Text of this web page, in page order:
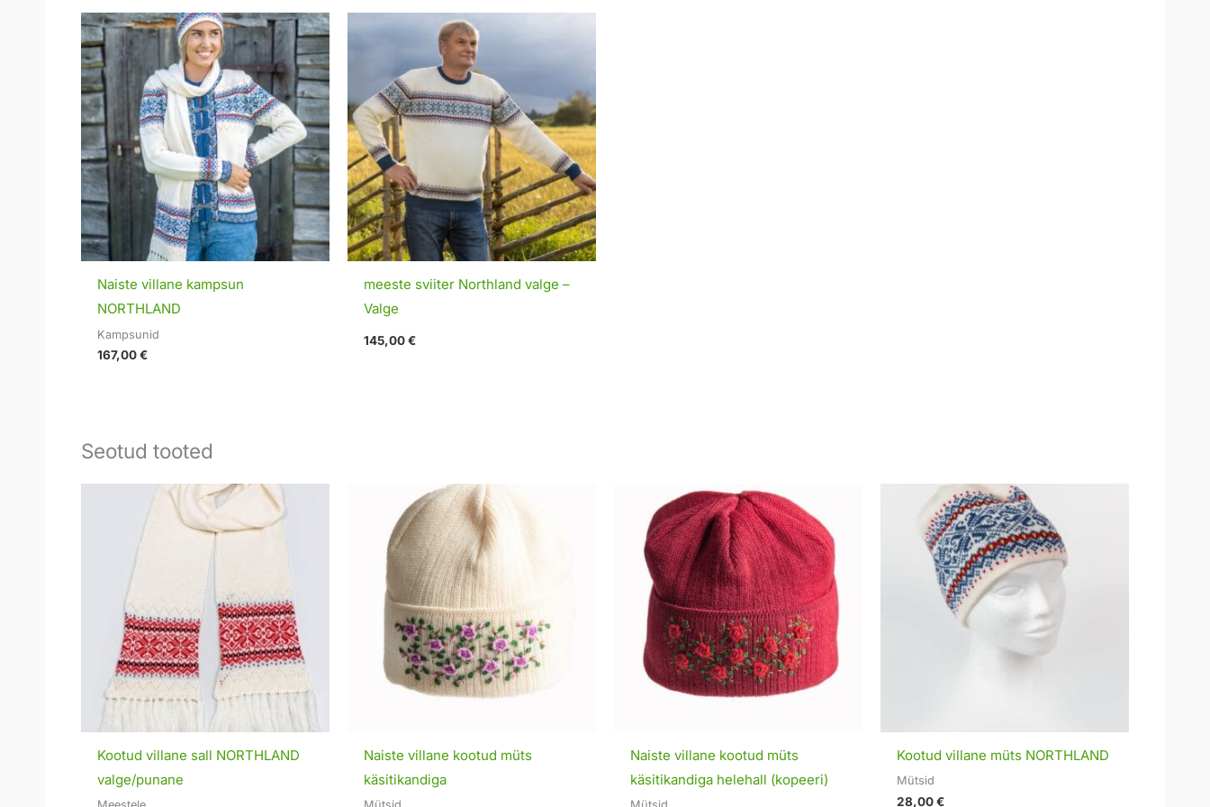
Naiste villane kampsun
NORTHLAND
Kampsunid
167,00€
meeste sviiter Northland valge –
Valge
145,00€
Seotud tooted
Kootud villane sall NORTHLAND
valge/punane
Naiste villane kootud müts
käsitikandiga
Naiste villane kootud müts
käsitikandiga helehall (kopeeri)
Kootud villane müts NORTHLAND
Mütsid
28,00€